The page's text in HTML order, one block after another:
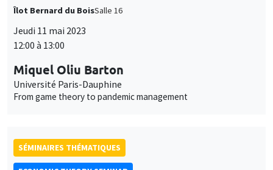
Îlot Bernard du BoisSalle 16
Jeudi 11 mai 2023
12:00 à 13:00
Miquel Oliu Barton
Université Paris-Dauphine
From game theory to pandemic management
SÉMINAIRES THÉMATIQUES